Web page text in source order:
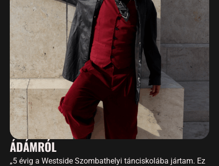
ÁDÁMRÓL
„5 évig a Westside Szombathelyi tánciskolába jártam. Ez